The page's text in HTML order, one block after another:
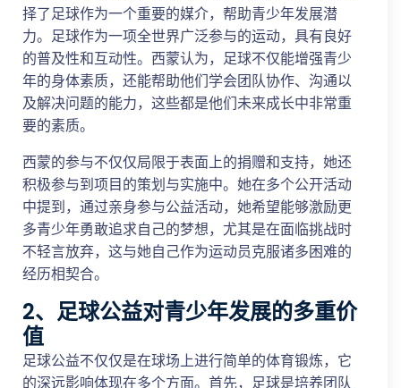
择了足球作为一个重要的媒介，帮助青少年发展潜
力。足球作为一项全世界广泛参与的运动，具有良好
的普及性和互动性。西蒙认为，足球不仅能增强青少
年的身体素质，还能帮助他们学会团队协作、沟通以
及解决问题的能力，这些都是他们未来成长中非常重
要的素质。
西蒙的参与不仅仅局限于表面上的捐赠和支持，她还
积极参与到项目的策划与实施中。她在多个公开活动
中提到，通过亲身参与公益活动，她希望能够激励更
多青少年勇敢追求自己的梦想，尤其是在面临挑战时
不轻言放弃，这与她自己作为运动员克服诸多困难的
经历相契合。
2、足球公益对青少年发展的多重价
值
足球公益不仅仅是在球场上进行简单的体育锻炼，它
的深远影响体现在多个方面。首先，足球是培养团队